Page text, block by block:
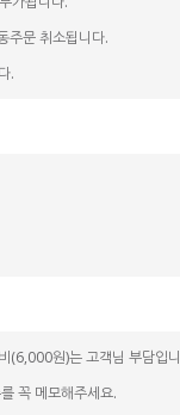
주문 취소됩니다.
.
(6,000원)는 고객님 부담입
꼭 메모해주세요.